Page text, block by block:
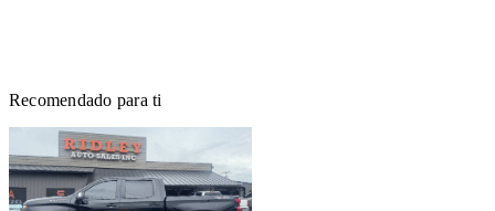
Recomendado para ti